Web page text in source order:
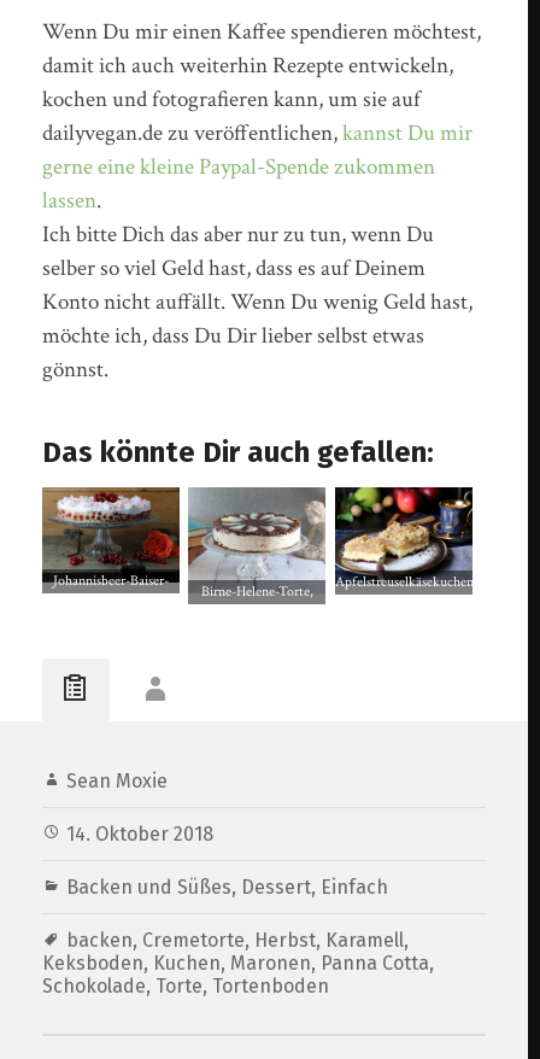
Wenn Du mir einen Kaffee spendieren möchtest,
damit ich auch weiterhin Rezepte entwickeln,
kochen und fotografieren kann, um sie auf
dailyvegan.de zu veröffentlichen,kannst Du mir
gerne eine kleine Paypal-Spende zukommen
lassen.
Ich bitte Dich das aber nur zu tun, wenn Du
selber so viel Geld hast, dass es auf Deinem
Konto nicht auffällt. Wenn Du wenig Geld hast,
möchte ich, dass Du Dir lieber selbst etwas
gönnst.
Das könnte Dir auch gefallen:
Johannisbeer-Baiser-
Birne-Helene-Torte,
Apfelstreuselkäsekuchen
Sean Moxie
14. Oktober 2018
Backen und Süßes, Dessert, Einfach
backen, Cremetorte, Herbst, Karamell,
Keksboden, Kuchen, Maronen, Panna Cotta,
Schokolade, Torte, Tortenboden